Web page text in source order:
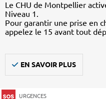
Le CHU de Montpellier
Niveau 1.
Pour garantir une prise en
appelez le 15 avant tout
EN SAVOIR PLUS
URGENCES